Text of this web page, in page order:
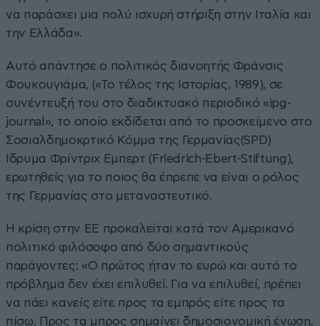
να παράσχει μια πολύ ισχυρή στήριξη στην Ιταλία και
την Ελλάδα».
Αυτό απάντησε ο πολιτικός διανοητής Φράνσις
Φουκουγιάμα, («Το τέλος της Ιστορίας, 1989), σε
συνέντευξή του στο διαδικτυακό περιοδικό «ipg-
journal», το οποίο εκδίδεται από το προσκείμενο στο
Σοσιαλδημοκρτικό Κόμμα της Γερμανίας(SPD)
Ιδρυμα Φρίντριχ Εμπερτ (Friedrich-Ebert-Stiftung),
ερωτηθείς για το ποιος θα έπρεπε να είναι ο ρόλος
της Γερμανίας στο μεταναστευτικό.
Η κρίση στην ΕΕ προκαλείται κατά τον Αμερικανό
πολιτικό φιλόσοφο από δύο σημαντικούς
παράγοντες: «Ο πρώτος ήταν το ευρώ και αυτό το
πρόβλημα δεν έχει επιλυθεί. Για να επιλυθεί, πρέπει
να πάει κανείς είτε προς τα εμπρός είτε προς τα
πίσω. Προς τα μπρος σημαίνει δημοσιονομική ένωση,